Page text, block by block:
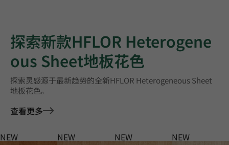
探索新款HFLOR Heterogene
ous Sheet地板花色
探索灵感源于最新趋势的全新HFLOR Heterogeneous Sheet
地板花色。
查看更多
NEW NEW NEW NEW